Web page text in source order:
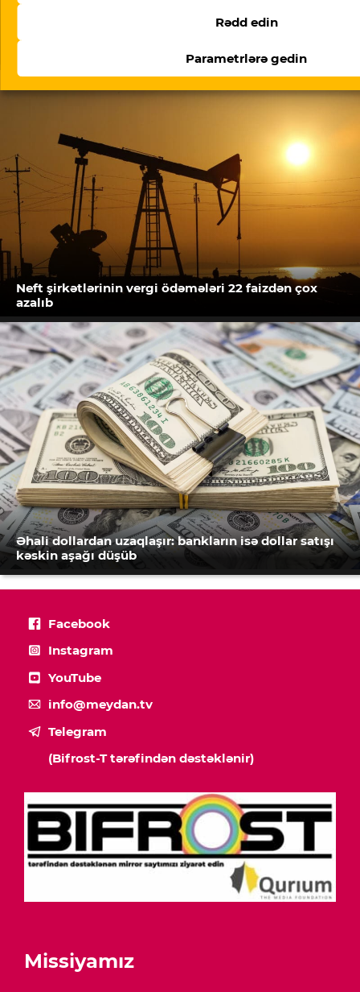
Rədd edin
Parametrlərə gedin
ABŞ-nin TRIPP+ fondunun rəhbəri Ermənistanda
danışıqlar aparır: müzakirələrin detalları
Neft şirkətlərinin vergi ödəmələri 22 faizdən çox
azalıb
Əhali dollardan uzaqlaşır: bankların isə dollar satışı
kəskin aşağı düşüb
Facebook
Instagram
YouTube
info@meydan.tv
Telegram
(Bifrost-T tərəfindən dəstəklənir)
Missiyamız